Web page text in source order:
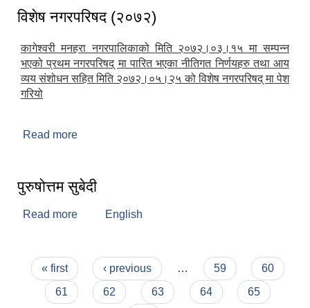
विशेष नगरपरिषद (२०७२)
कागेश्वरी मनहरा नगरपालिकाको मिति २०७२।०३।१५ मा सम्पन्न
भएको प्रथम नगरपरिषद् मा पारित भएका नीतिगत निर्णयहरु तथा आय
व्यय संशोधन सहित मिति २०७२।०५।२५ को विशेष नगरपरिषद् मा पेश
गरियो
Read more
पुरुषोत्तम सुबेदी
Read more about पुरुषोत्तम सुबेदी
English
Pages
« first ‹ previous … 59
60
61
62 63 64
65